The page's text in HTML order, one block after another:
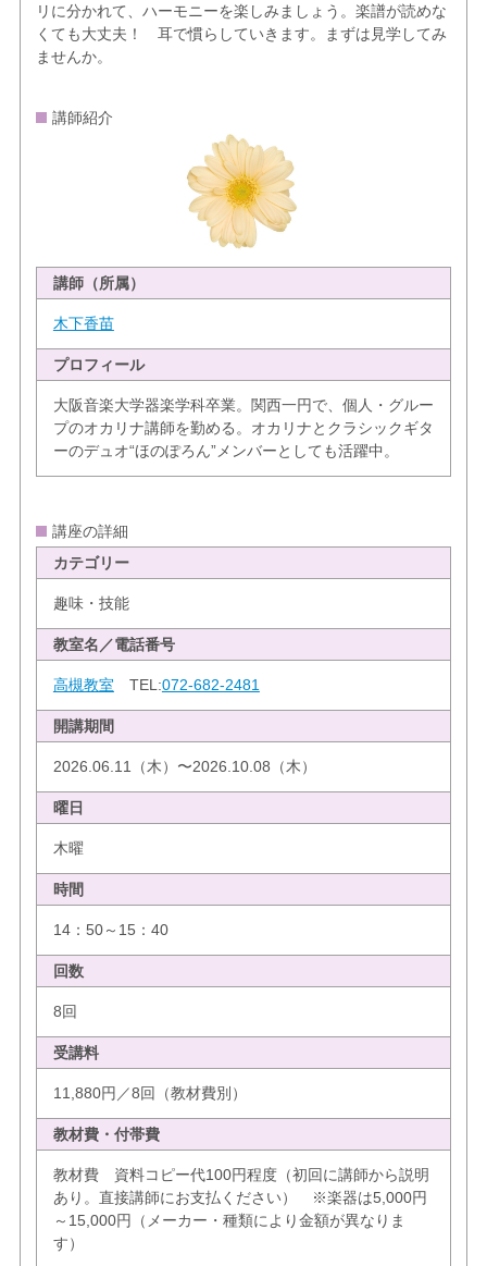
リに分かれて、ハーモニーを楽しみましょう。楽譜が読めな
くても大丈夫！ 耳で慣らしていきます。まずは見学してみ
ませんか。
講師紹介
講師（所属）
木下香苗
プロフィール
大阪音楽大学器楽学科卒業。関西一円で、個人・グルー
プのオカリナ講師を勤める。オカリナとクラシックギタ
ーのデュオ“ほのぽろん”メンバーとしても活躍中。
講座の詳細
カテゴリー
趣味・技能
教室名／電話番号
高槻教室 TEL:072-682-2481
開講期間
2026.06.11（木）〜2026.10.08（木）
曜日
木曜
時間
14：50～15：40
回数
8回
受講料
11,880円／8回（教材費別）
教材費・付帯費
教材費 資料コピー代100円程度（初回に講師から説明
あり。直接講師にお支払ください） ※楽器は5,000円
～15,000円（メーカー・種類により金額が異なりま
す）